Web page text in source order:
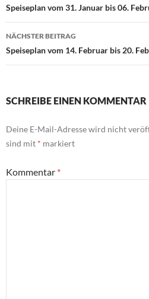
Speiseplan vom 31. Januar bis 06.
NÄCHSTER BEITRAG
Speiseplan vom 14. Februar bis 20.
SCHREIBE EINEN KOMMENTAR
Deine E-Mail-Adresse wird nicht
sind mit * markiert
Kommentar *